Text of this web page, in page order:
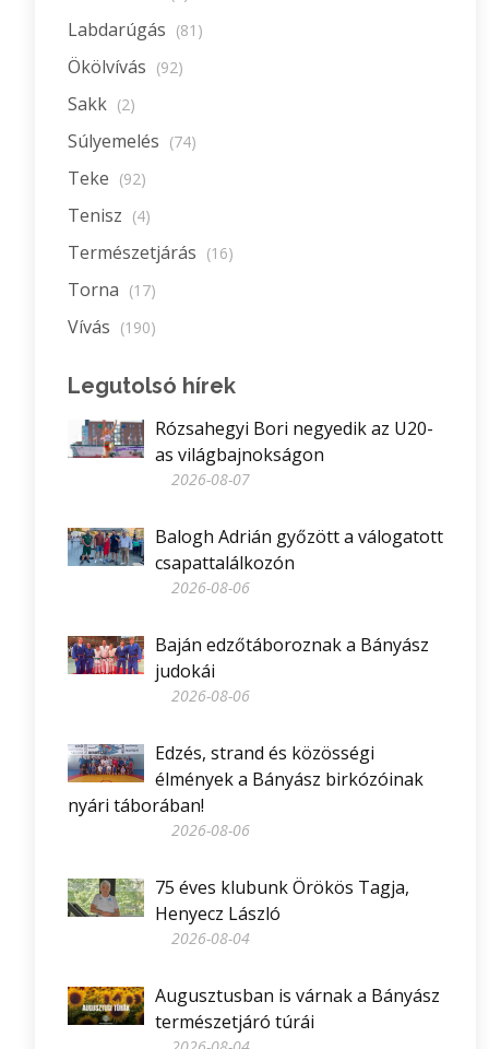
Labdarúgás (81)
Ökölvívás (92)
Sakk (2)
Súlyemelés (74)
Teke (92)
Tenisz (4)
Természetjárás (16)
Torna (17)
Vívás (190)
Legutolsó hírek
Rózsahegyi Bori negyedik az U20-
as világbajnokságon
2026-08-07
Balogh Adrián győzött a válogatott
csapattalálkozón
2026-08-06
Baján edzőtáboroznak a Bányász
judokái
2026-08-06
Edzés, strand és közösségi
élmények a Bányász birkózóinak
nyári táborában!
2026-08-06
75 éves klubunk Örökös Tagja,
Henyecz László
2026-08-04
Augusztusban is várnak a Bányász
természetjáró túrái